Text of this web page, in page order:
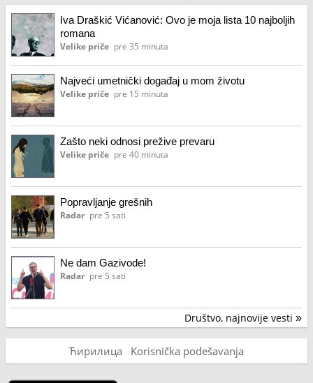
Iva Draškić Vićanović: Ovo je moja lista 10 najboljih
romana
Velike priče pre 35 minuta
Najveći umetnički događaj u mom životu
Velike priče pre 15 minuta
Zašto neki odnosi prežive prevaru
Velike priče pre 40 minuta
Popravljanje grešnih
Radar pre 5 sati
Ne dam Gazivode!
Radar pre 5 sati
Društvo, najnovije vesti »
Ћирилица Korisnička podešavanja